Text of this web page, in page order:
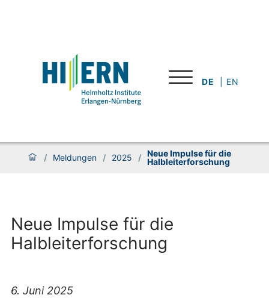
DE EN
/ Meldungen / 2025 / Neue Impulse für die
Halbleiterforschung
Neue Impulse für die
Halbleiterforschung
6. Juni 2025